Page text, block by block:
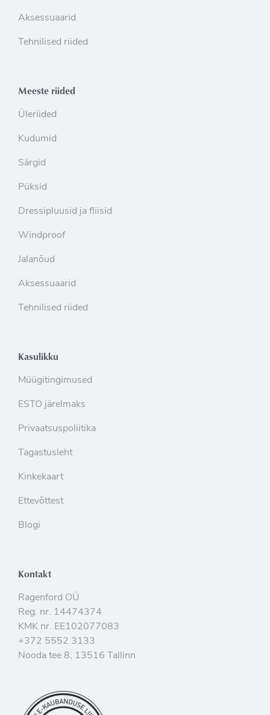
Aksessuaarid
Tehnilised riided
Meeste riided
Üleriided
Kudumid
Särgid
Püksid
Dressipluusid ja fliisid
Windproof
Jalanõud
Aksessuaarid
Tehnilised riided
Kasulikku
Müügitingimused
ESTO järelmaks
Privaatsuspoliitika
Tagastusleht
Kinkekaart
Ettevõttest
Blogi
Kontakt
Ragenford OÜ
Reg. nr. 14474374
KMK nr. EE102077083
+372 5552 3133
Nooda tee 8, 13516 Tallinn